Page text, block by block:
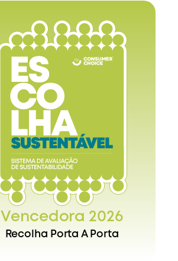
Vencedora 2026
Recolha Porta A Porta